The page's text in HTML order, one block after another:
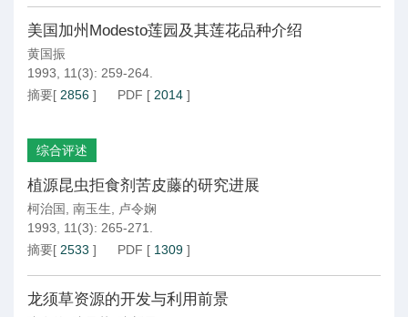
美国加州Modesto莲园及其莲花品种介绍
黄国振
1993, 11(3): 259-264.
摘要[ 2856 ] PDF [ 2014 ]
综合评述
植源昆虫拒食剂苦皮藤的研究进展
柯治国 南玉生
卢令娴
1993, 11(3): 265-271.
摘要[ 2533 ] PDF [ 1309 ]
龙须草资源的开发与利用前景